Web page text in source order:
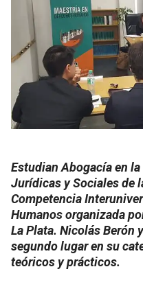
Estudian Abogacía en
Jurídicas y Sociales de
Competencia
Humanos organizada
La Plata. Nicolás Berón
segundo lugar en su
teóricos y prácticos.